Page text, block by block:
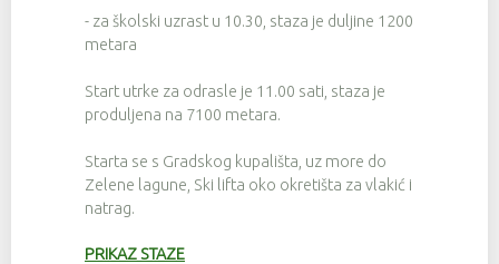
- za školski uzrast u 10.30, staza je duljine 1200
metara
Start utrke za odrasle je 11.00 sati, staza je
produljena na 7100 metara.
Starta se s Gradskog kupališta, uz more do
Zelene lagune, Ski lifta oko okretišta za vlakić i
natrag.
PRIKAZ STAZE